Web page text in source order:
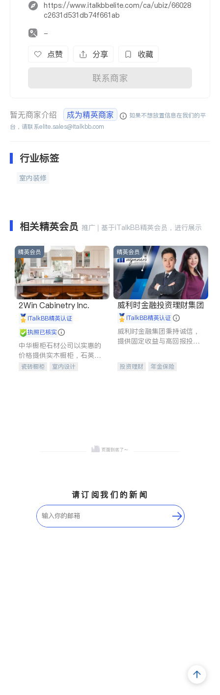
https://www.italkbbelite.com/ca/ubiz/66028
c2631d531db74f661ab
-
点赞 分享 收藏
联系商家
暂无商家介绍 成为精英商家
如果不想放置信息在我们的平
台，请联系elite.sales@italkbb.com
行业标签
室内装修
相关精英会员 推广 | 基于iTalkBB精英会员，进行展示
精英会员
2Win Cabinetry Inc.
iTalkBB精英认证
执照已核实
中华橱柜石材公司以实惠的
价格提供实木橱柜，石英石
台面，多种优质不锈钢水
瓷砖橱柜
室内设计
精英会员
威利时金融投资理财集团
iTalkBB精英认证
威利时金融集团秉持诚信，
提供固定收益与高回报投资
合，助力客户实现目标
投资理财
年金保险
请订阅我们的新闻